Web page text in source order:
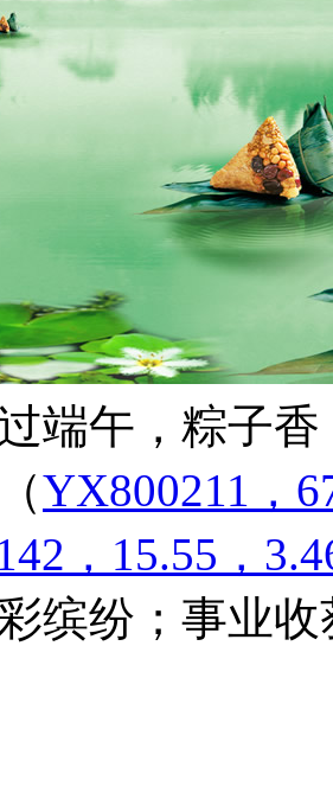
端午，粽子
（YX800211，
，15.55，
缤纷；事业